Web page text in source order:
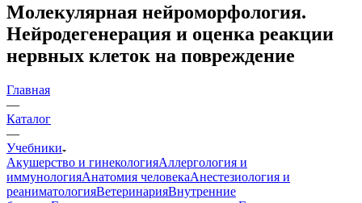
Молекулярная нейроморфология.
Нейродегенерация и оценка реакции
нервных клеток на повреждение
Главная
—
Каталог
—
Учебники
Акушерство и гинекологияАллергология и
иммунологияАнатомия человекаАнестезиология и
реаниматологияВетеринарияВнутренние